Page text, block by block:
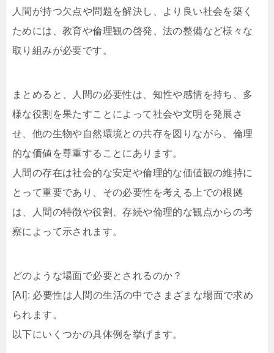
人間が持つ欠点や問題を解決し、より良い社会を築く
ためには、教育や倫理観の啓発、法の整備など様々な
取り組みが必要です。
まとめると、人間の必要性は、知性や感情を持ち、多
様な役割を果たすことによって社会や文明を発展さ
せ、他の生物や自然環境との共存を図りながら、倫理
的な価値を尊重することにあります。
人間の存在は社会的な安定や倫理的な価値観の維持に
とって重要であり、その必要性を考える上での根拠
は、人間の特徴や役割、存続や倫理的な観点からの考
察によって示されます。
どのような場面で必要とされるのか？
[AI]: 必要性は人間の生活の中でさまざまな場面で求め
られます。
以下にいくつかの具体例を挙げます。